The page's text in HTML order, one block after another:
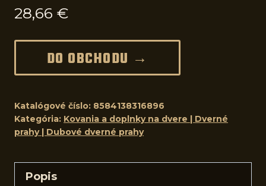
28,66 €
DO OBCHODU →
Katalógové číslo: 8584138316896
Kategória: Kovania a doplnky na dvere | Dverné
prahy | Dubové dverné prahy
Popis